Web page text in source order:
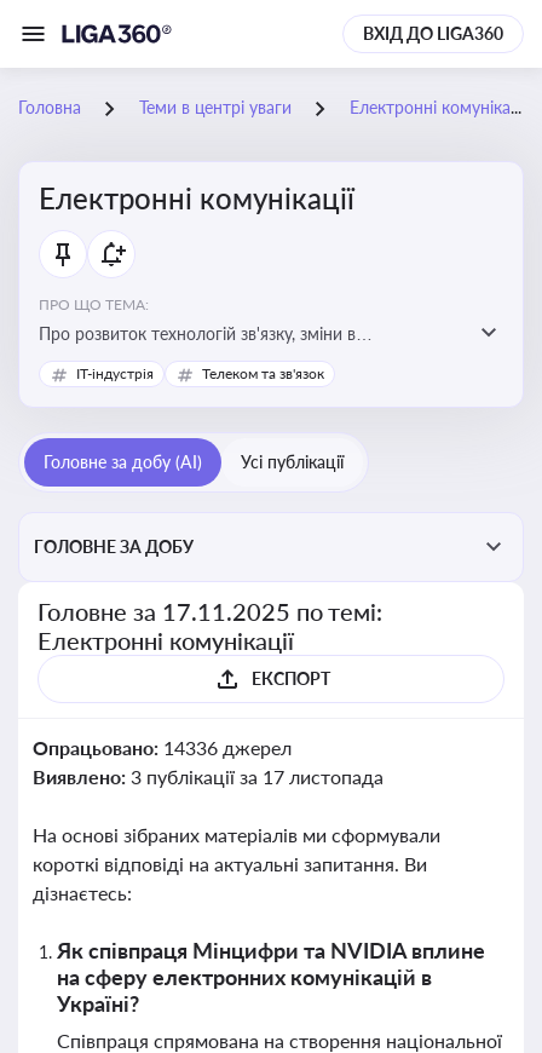
ВХІД ДО LIGA360
Головна Теми в центрі уваги Електронні комунікації
Електронні комунікації
ПРО ЩО ТЕМА:
Про розвиток технологій зв'язку, зміни в
законодавстві, регулювання ринку телекомунікацій,
інновації в сфері мобільних та інтернет-послуг
IT-індустрія Телеком та зв'язок
Головне за добу (AI) Усі публікації
ГОЛОВНЕ ЗА ДОБУ
Головне за 17.11.2025 по темі:
Електронні комунікації
ЕКСПОРТ
Опрацьовано: 14336 джерел
Виявлено: 3 публікації за 17 листопада
На основі зібраних матеріалів ми сформували
короткі відповіді на актуальні запитання. Ви
дізнаєтесь:
Як співпраця Мінцифри та NVIDIA вплине
на сферу електронних комунікацій в
Україні?
Співпраця спрямована на створення національної